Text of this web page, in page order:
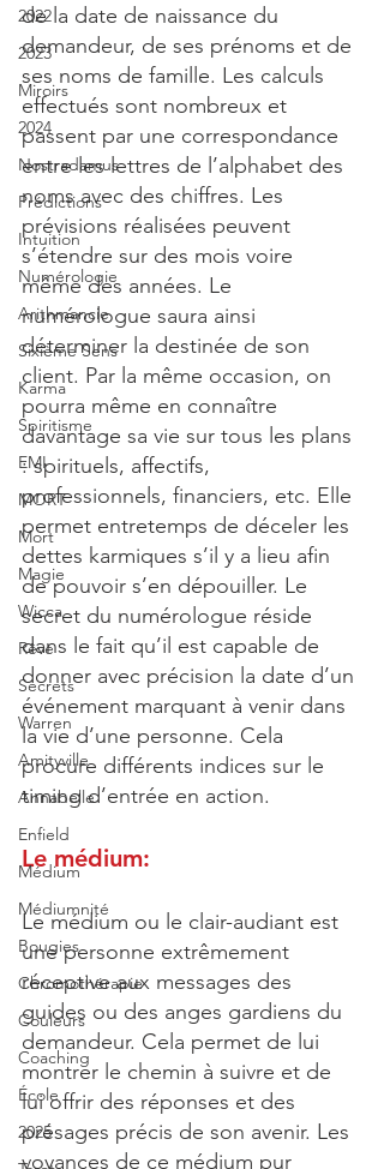
2022
2023
Miroirs
2024
Nostradamus
Prédictions
Intuition
Numérologie
Arithmancie
Sixième Sens
Karma
Spiritisme
EMI
MORT
Mort
Magie
Wicca
Rêve
Secrets
Warren
Amityville
Annabelle
Enfield
Médium
Médiumnité
Bougies
Chromothérapie
Couleurs
Coaching
École
2025
de la date de naissance du
demandeur, de ses prénoms et de
ses noms de famille. Les calculs
effectués sont nombreux et
passent par une correspondance
entre les lettres de l’alphabet des
noms avec des chiffres. Les
prévisions réalisées peuvent
s’étendre sur des mois voire
même des années. Le
numérologue saura ainsi
déterminer la destinée de son
client. Par la même occasion, on
pourra même en connaître
davantage sa vie sur tous les plans
: spirituels, affectifs,
professionnels, financiers, etc. Elle
permet entretemps de déceler les
dettes karmiques s’il y a lieu afin
de pouvoir s’en dépouiller. Le
secret du numérologue réside
dans le fait qu’il est capable de
donner avec précision la date d’un
événement marquant à venir dans
la vie d’une personne. Cela
procure différents indices sur le
timing d’entrée en action.
Le médium:
Le médium ou le clair-audiant est
une personne extrêmement
réceptive aux messages des
guides ou des anges gardiens du
demandeur. Cela permet de lui
montrer le chemin à suivre et de
lui offrir des réponses et des
présages précis de son avenir. Les
voyances de ce médium pur